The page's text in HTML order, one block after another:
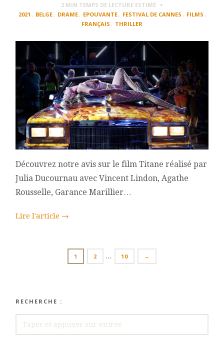
TITANE
DUCOURNAU
2 MIN TEMPS DE LECTURE ESTIMÉ
2021 , BELGE , DRAME , EPOUVANTE , FESTIVAL DE CANNES , FILMS ,
FRANÇAIS , THRILLER
Découvrez notre avis sur le film Titane réalisé par
Julia Ducournau avec Vincent Lindon, Agathe
Rousselle, Garance Marillier…
Lire l'article →
NAVIGATION
PAGE
1 PAGE
2 … PAGE
10 →
RECHERCHE :